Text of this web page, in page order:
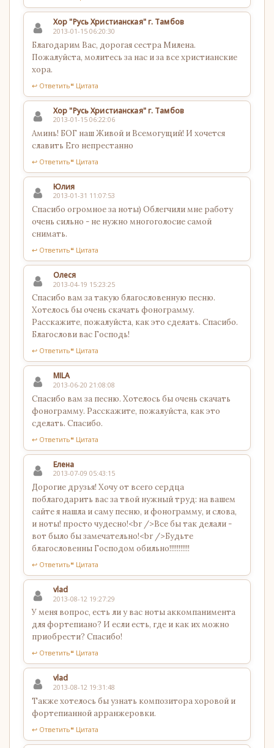
Хор "Русь Христианская" г. Тамбов
2013-01-15 06:20:30
Благодарим Вас, дорогая сестра Милена.
Пожалуйста, молитесь за нас и за все христианские
хора.
↩ Ответить❝ Цитата
Хор "Русь Христианская" г. Тамбов
2013-01-15 06:22:06
Аминь! БОГ наш Живой и Всемогущий! И хочется
славить Его непрестанно
↩ Ответить❝ Цитата
Юлия
2013-01-31 11:07:53
Спасибо огромное за ноты) Облегчили мне работу
очень сильно - не нужно многоголосие самой
снимать.
↩ Ответить❝ Цитата
Олеся
2013-04-19 15:23:25
Спасибо вам за такую благословенную песню.
Хотелось бы очень скачать фонограмму.
Расскажите, пожалуйста, как это сделать. Спасибо.
Благослови вас Господь!
↩ Ответить❝ Цитата
MILA
2013-06-20 21:08:08
Спасибо вам за песню. Хотелось бы очень скачать
фонограмму. Расскажите, пожалуйста, как это
сделать. Спасибо.
↩ Ответить❝ Цитата
Елена
2013-07-09 05:43:15
Дорогие друзья! Хочу от всего сердца
поблагодарить вас за твой нужный труд: на вашем
сайте я нашла и саму песню, и фонограмму, и слова,
и ноты! просто чудесно!<br />Все бы так делали -
вот было бы замечательно!<br />Будьте
благословенны Господом обильно!!!!!!!!!!!
↩ Ответить❝ Цитата
vlad
2013-08-12 19:27:29
У меня вопрос, есть ли у вас ноты аккомпанимента
для фортепиано? И если есть, где и как их можно
приобрести? Спасибо!
↩ Ответить❝ Цитата
vlad
2013-08-12 19:31:48
Также хотелось бы узнать композитора хоровой и
фортепианной арранжеровки.
↩ Ответить❝ Цитата